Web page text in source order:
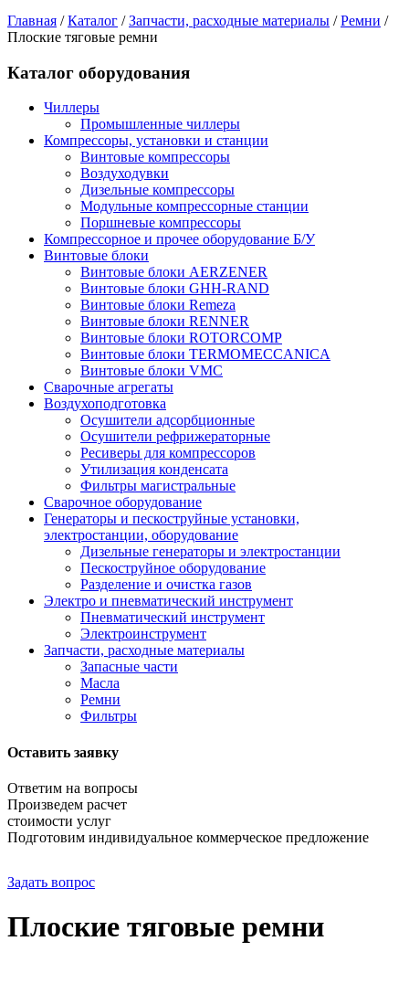
Главная /Каталог /Запчасти, расходные материалы /Ремни /
Плоские тяговые ремни
Каталог оборудования
Чиллеры
Промышленные чиллеры
Компрессоры, установки и станции
Винтовые компрессоры
Воздуходувки
Дизельные компрессоры
Модульные компрессорные станции
Поршневые компрессоры
Компрессорное и прочее оборудование Б/У
Винтовые блоки
Винтовые блоки AERZENER
Винтовые блоки GHH-RAND
Винтовые блоки Remeza
Винтовые блоки RENNER
Винтовые блоки ROTORCOMP
Винтовые блоки TERMOMECCANICA
Винтовые блоки VMC
Сварочные агрегаты
Воздухоподготовка
Осушители адсорбционные
Осушители рефрижераторные
Ресиверы для компрессоров
Утилизация конденсата
Фильтры магистральные
Сварочное оборудование
Генераторы и пескоструйные установки,
электростанции, оборудование
Дизельные генераторы и электростанции
Пескоструйное оборудование
Разделение и очистка газов
Электро и пневматический инструмент
Пневматический инструмент
Электроинструмент
Запчасти, расходные материалы
Запасные части
Масла
Ремни
Фильтры
Оставить заявку
Ответим на вопросы
Произведем расчет
стоимости услуг
Подготовим индивидуальное коммерческое предложение
Задать вопрос
Плоские тяговые ремни